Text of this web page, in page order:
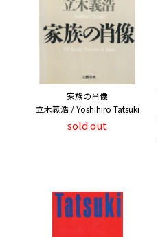
家族の肖像
立木義浩 / Yoshihiro Tatsuki
sold out